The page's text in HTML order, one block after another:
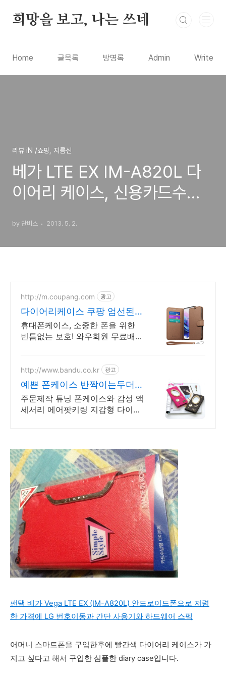
희망을 보고, 나는 쓰네
Home 글목록 방명록 Admin Write
리뷰 iN /쇼핑, 지름신
베가 LTE EX IM-A820L 다
이어리 케이스, 신용카드수납
by 단비스 2013. 5. 2.
http://m.coupang.com 광고
다이어리케이스 쿠팡 엄선된
품질 쿠팡 로켓배송
휴대폰케이스, 소중한 폰을 위한
빈틈없는 보호! 와우회원 무료배송
http://www.bandu.co.kr 광고
예쁜 폰케이스 반짝이는두더지
세상에 하나뿐인 내 폰케이스
주문제작 튜닝 폰케이스와 감성 액
세서리 에어팟키링 지갑형 다이어
팬택 베가 Vega LTE EX (IM-A820L) 안드로이드폰으로 저렴
한 가격에 LG 번호이동과 간단 사용기와 하드웨어 스펙
어머니 스마트폰을 구입한후에 빨간색 다이어리 케이스가 가
지고 싶다고 해서 구입한 심플한 diary case입니다.